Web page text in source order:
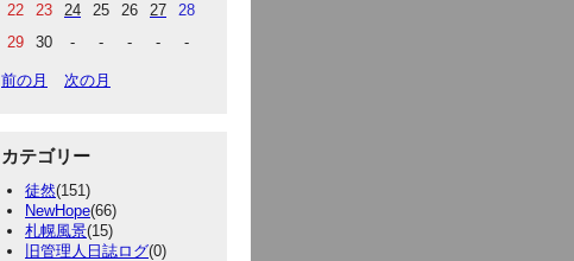
22
23 24 25 26 27
28
29
30 - - - - -
前の月 次の月
カテゴリー
徒然(151)
NewHope(66)
札幌風景(15)
旧管理人日誌ログ(0)